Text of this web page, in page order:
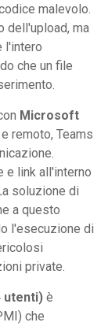
malevolo.
dell'upload, ma
l'intero
che un file
Microsoft
remoto, Teams
e link all'interno
soluzione di
a questo
l'esecuzione di
private.
utenti) è
che